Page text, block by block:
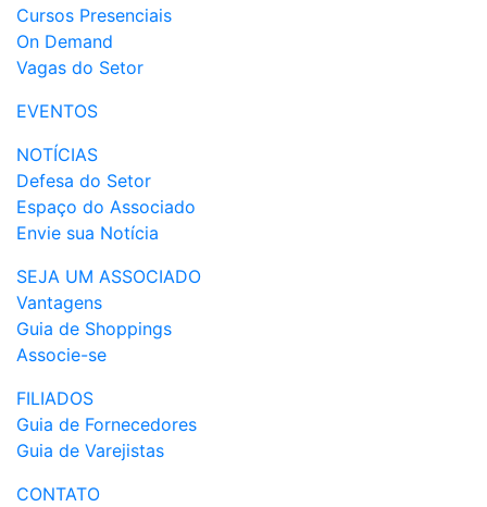
Cursos Presenciais
On Demand
Vagas do Setor
EVENTOS
NOTÍCIAS
Defesa do Setor
Espaço do Associado
Envie sua Notícia
SEJA UM ASSOCIADO
Vantagens
Guia de Shoppings
Associe-se
FILIADOS
Guia de Fornecedores
Guia de Varejistas
CONTATO